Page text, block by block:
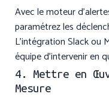
Avec le moteur
paramétrez les
L’intégration Slack
équipe d’intervenir en
4. Mettre en
Mesure